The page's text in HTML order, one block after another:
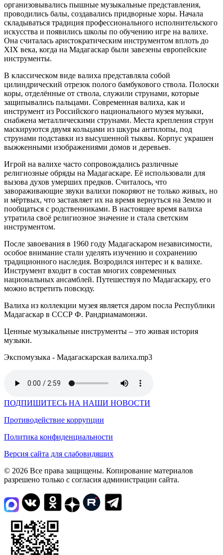
организовывались пышные музыкальные представления,
проводились балы, создавались придворные хоры. Начала
складываться традиция профессионального исполнительского
искусства и появились школы по обучению игре на валихе.
Она считалась аристократическим инструментом вплоть до
XIX века, когда на Мадагаскар были завезены европейские
инструменты.
В классическом виде валиха представляла собой
цилиндрический отрезок полого бамбукового ствола. Полоски
коры, отделённые от ствола, служили струнами, которые
защипывались пальцами. Современная валиха, как и
инструмент из Российского национального музея музыки,
снабжена металлическими струнами. Места крепления струн
маскируются двумя кольцами из шкуры антилопы, под
струнами подставки из высушенной тыквы. Корпус украшен
выжженными изображениями домов и деревьев.
Игрой на валихе часто сопровождались различные
религиозные обряды на Мадагаскаре. Её использовали для
вызова духов умерших предков. Считалось, что
завораживающие звуки валихи покоряют не только живых, но
и мёртвых, что заставляет их на время вернуться на Землю и
пообщаться с родственниками. В настоящее время валиха
утратила своё религиозное значение и стала светским
инструментом.
После завоевания в 1960 году Мадагаскаром независимости,
особое внимание стали уделять изучению и сохранению
традиционного наследия. Возродился интерес и к валихе.
Инструмент входит в состав многих современных
национальных ансамблей. Путешествуя по Мадагаскару, его
можно встретить повсюду.
Валиха из коллекции музея является даром посла Республики
Мадагаскар в СССР Ф. Рандриамамонжи.
Ценные музыкальные инструменты – это живая история
музыки.
Экспомузыка - Мадагаскарская валиха.mp3
ПОДПИШИТЕСЬ НА НАШИ НОВОСТИ
Противодействие коррупции
Политика конфиденциальности
Версия сайта для слабовидящих
© 2026 Все права защищены. Копирование материалов
разрешено только с согласия администрации сайта.